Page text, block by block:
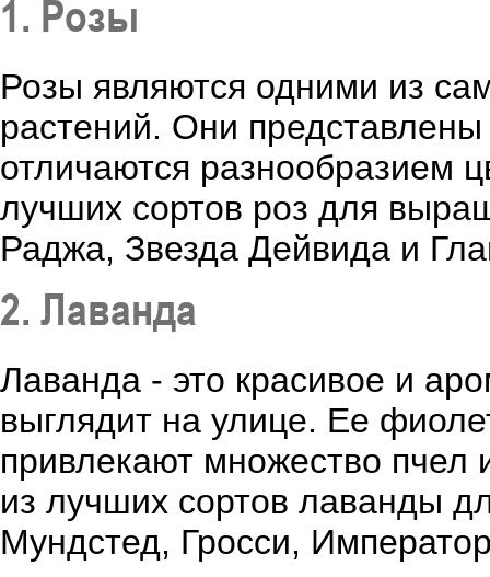
1. Розы
Розы являются одними из
растений. Они
отличаются разнообразием
лучших сортов роз для
Раджа, Звезда Дейвида и
2. Лаванда
Лаванда - это красивое и
выглядит на улице. Ее
привлекают множество пчел
из лучших сортов лаванды
Мундстед, Гросси,